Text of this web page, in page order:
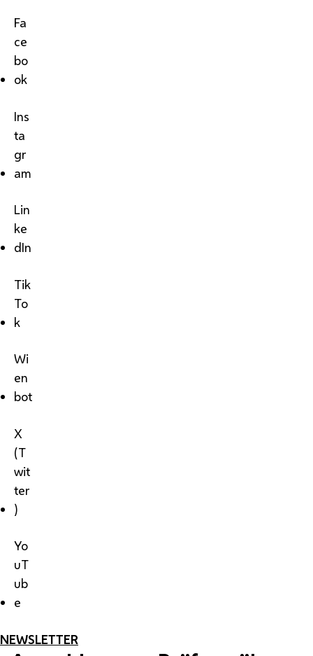
Fa
ce
bo
ok
Ins
ta
gr
am
Lin
ke
dIn
Tik
To
k
Wi
en
bot
X
(T
wit
ter
)
Yo
uT
ub
e
NEWSLETTER